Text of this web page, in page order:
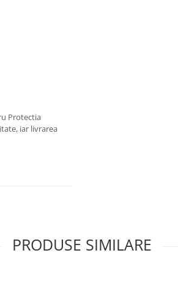
Protectia
iar livrarea
PRODUSE SIMILARE